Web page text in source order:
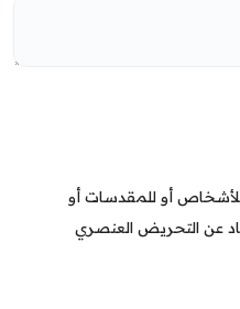
للأشخاص أو للمقدسات أو
عن التحريض العنصري